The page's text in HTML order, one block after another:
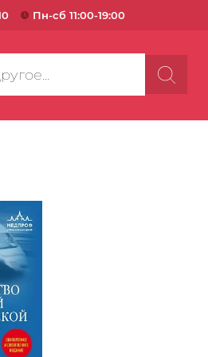
Пн-сб 11:00-19:00